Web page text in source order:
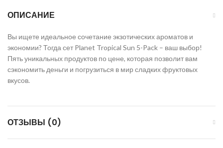
ОПИСАНИЕ
Вы ищете идеальное сочетание экзотических ароматов и
экономии? Тогда сет Planet Tropical Sun 5-Pack – ваш выбор!
Пять уникальных продуктов по цене, которая позволит вам
сэкономить деньги и погрузиться в мир сладких фруктовых
вкусов.
ОТЗЫВЫ (0)